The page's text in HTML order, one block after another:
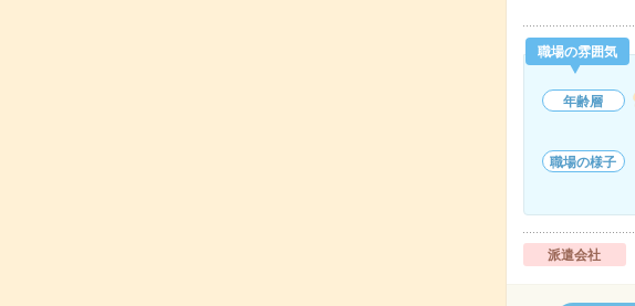
職場の雰囲気
年齢層
職場の様子
派遣会社